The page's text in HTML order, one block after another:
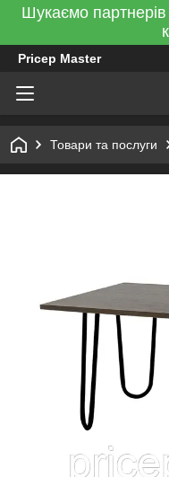
Шукаємо партнерів
Pricep Master
Товари та послуги